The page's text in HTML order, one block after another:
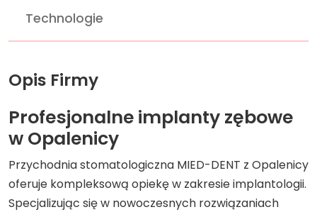
Technologie
Opis Firmy
Profesjonalne implanty zębowe
w Opalenicy
Przychodnia stomatologiczna MIED-DENT z Opalenicy
oferuje kompleksową opiekę w zakresie implantologii.
Specjalizując się w nowoczesnych rozwiązaniach